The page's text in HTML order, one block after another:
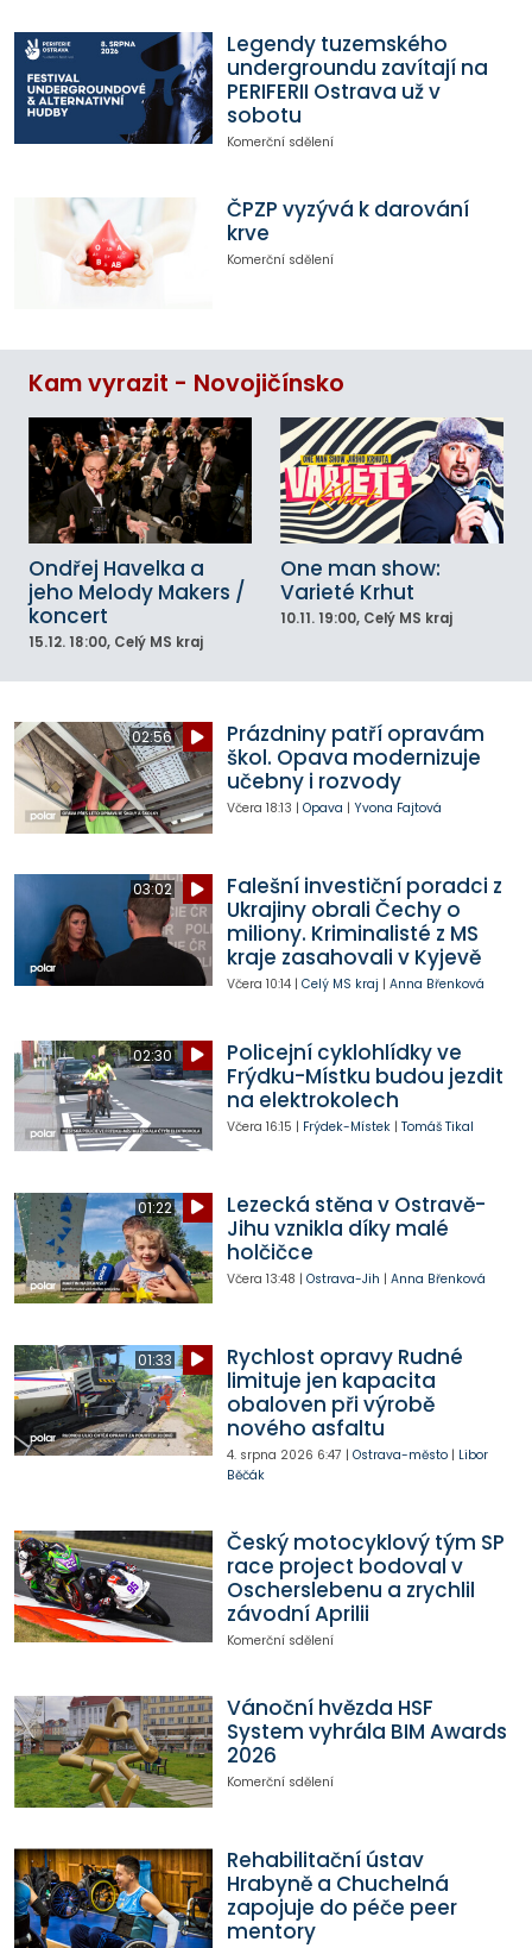
Legendy tuzemského
undergroundu zavítají na
PERIFERII Ostrava už v
sobotu
Komerční sdělení
ČPZP vyzývá k darování
krve
Komerční sdělení
Kam vyrazit - Novojičínsko
Ondřej Havelka a
jeho Melody Makers /
koncert
15.12. 18:00, Celý MS kraj
One man show:
Varieté Krhut
10.11. 19:00, Celý MS kraj
02:56
Prázdniny patří opravám
škol. Opava modernizuje
učebny i rozvody
Včera 18:13 | Opava | Yvona Fajtová
03:02
Falešní investiční poradci z
Ukrajiny obrali Čechy o
miliony. Kriminalisté z MS
kraje zasahovali v Kyjevě
Včera 10:14| Celý MS kraj | Anna Břenková
02:30
Policejní cyklohlídky ve
Frýdku-Místku budou jezdit
na elektrokolech
Včera 16:15 | Frýdek-Místek| Tomáš Tikal
01:22
Lezecká stěna v Ostravě-
Jihu vznikla díky malé
holčičce
Včera 13:48 | Ostrava-Jih | Anna Břenková
01:33
Rychlost opravy Rudné
limituje jen kapacita
obaloven při výrobě
nového asfaltu
4. srpna 2026 6:47 | Ostrava-město| Libor
Běčák
Český motocyklový tým SP
race project bodoval v
Oscherslebenu a zrychlil
závodní Aprilii
Komerční sdělení
Vánoční hvězda HSF
System vyhrála BIM Awards
2026
Komerční sdělení
Rehabilitační ústav
Hrabyně a Chuchelná
zapojuje do péče peer
mentory